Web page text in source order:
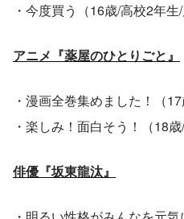
・今度買う（16歳/高校2年生/
アニメ『薬屋のひとりごと』
・漫画全巻集めました！（
・楽しみ！面白そう！（18
俳優『坂東龍汰』